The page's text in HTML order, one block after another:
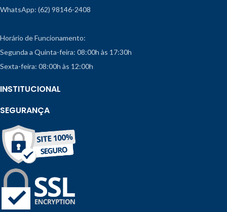
WhatsApp: (62) 98146-2408
Horário de Funcionamento:
Segunda a Quinta-feira: 08:00h às 17:30h
Sexta-feira: 08:00h às 12:00h
INSTITUCIONAL
SEGURANÇA